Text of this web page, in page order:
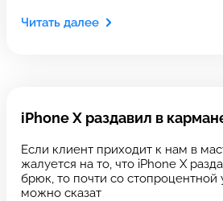
Читать далее
iPhone X раздавил в
Если клиент приходит к нам в
жалуется на то, что iPhone X
брюк, то почти со стопроцентной
можно сказат
Выберите адрес сервиса, в
Выберите адрес сервиса, в